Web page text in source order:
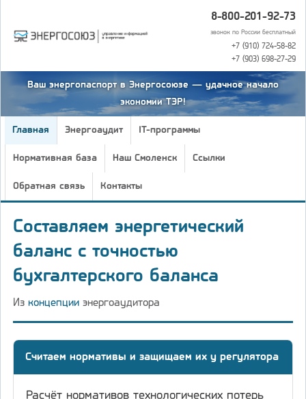
8-800-201-92-73
звонок по России бесплатный
+7 (910) 724-58-82
+7 (903) 698-27-29
Ваш энергопаспорт в Энергосоюзе — удачное начало
экономии ТЭР!
Главная Энергоаудит IT-программы
Нормативная база Наш Смоленск Ссылки
Обратная связь Контакты
Составляем энергетический
баланс с точностью
бухгалтерского баланса
Из концепции энергоаудитора
Считаем нормативы и защищаем их у регулятора
Расчёт нормативов технологических потерь